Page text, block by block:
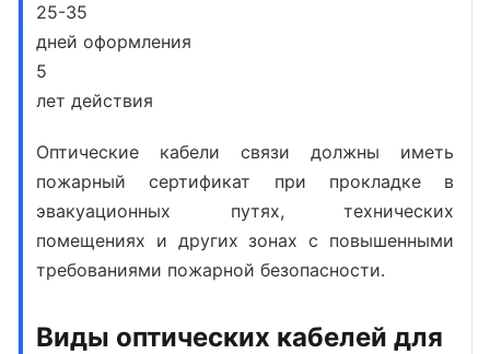
25-35
дней оформления
5
лет действия
Оптические кабели связи должны иметь
пожарный сертификат при прокладке в
эвакуационных путях, технических
помещениях и других зонах с повышенными
требованиями пожарной безопасности.
Виды оптических кабелей для